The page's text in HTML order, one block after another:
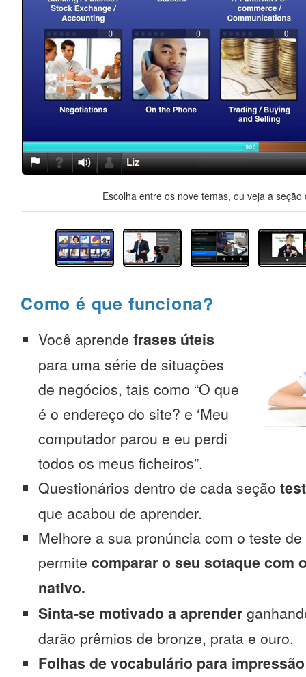
Escolha entre os nove temas, ou veja a
Como é que funciona?
Você aprende frases úteis
para uma série de situações
de negócios, tais como “O que
é o endereço do site? e ‘Meu
computador parou e eu perdi
todos os meus ficheiros”.
Questionários dentro de cada seção
que acabou de aprender.
Melhore a sua pronúncia com o teste
permite comparar o seu sotaque com
nativo.
Sinta-se motivado a aprender
darão prêmios de bronze, prata e ouro.
Folhas de vocabulário para impressão